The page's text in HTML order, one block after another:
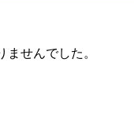
せんでした。